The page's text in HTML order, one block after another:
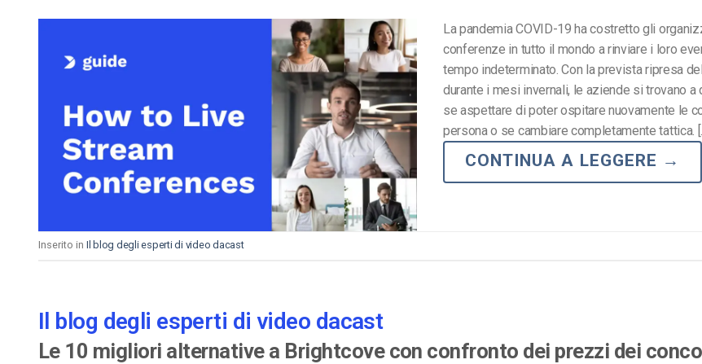
La pandemia COVID-19 ha costretto gli
conferenze in tutto il mondo a rinviare i loro
tempo indeterminato. Con la prevista ripresa
durante i mesi invernali, le aziende si trovano a
se aspettare di poter ospitare nuovamente le
persona o se cambiare completamente tattica.
CONTINUA A LEGGERE →
Inserito in Il blog degli esperti di video dacast
Il blog degli esperti di video dacast
Le 10 migliori alternative a Brightcove con confronto dei prezzi dei